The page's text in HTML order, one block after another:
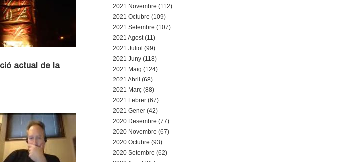
2021 Novembre (112)
2021 Octubre (109)
2021 Setembre (107)
2021 Agost (11)
2021 Juliol (99)
2021 Juny (118)
2021 Maig (124)
2021 Abril (68)
2021 Març (88)
2021 Febrer (67)
2021 Gener (42)
2020 Desembre (77)
2020 Novembre (67)
2020 Octubre (93)
2020 Setembre (62)
actual de la